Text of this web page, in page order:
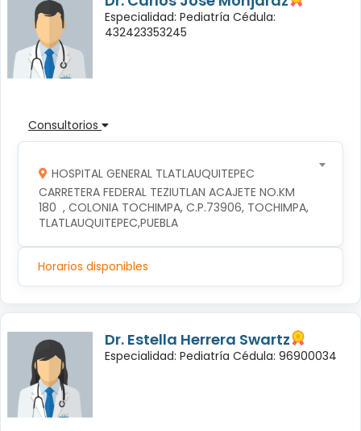
Especialidad: Pediatría Cédula:
432423353245
Consultorios
HOSPITAL GENERAL TLATLAUQUITEPEC
CARRETERA FEDERAL TEZIUTLAN ACAJETE NO.KM
180  , COLONIA TOCHIMPA, C.P.73906, TOCHIMPA,
TLATLAUQUITEPEC,PUEBLA
Horarios disponibles
Dr. Estella Herrera Swartz
Especialidad: Pediatría Cédula: 96900034